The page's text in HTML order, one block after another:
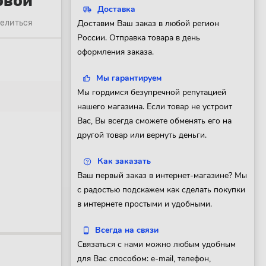
Доставка
Доставим Ваш заказ в любой регион
России. Отправка товара в день
оформления заказа.
Мы гарантируем
Мы гордимся безупречной репутацией
нашего магазина. Если товар не устроит
Вас, Вы всегда сможете обменять его на
другой товар или вернуть деньги.
Как заказать
Ваш первый заказ в интернет-магазине? Мы
с радостью подскажем как сделать покупки
в интернете простыми и удобными.
Всегда на связи
Связаться с нами можно любым удобным
для Вас способом: e-mail, телефон,